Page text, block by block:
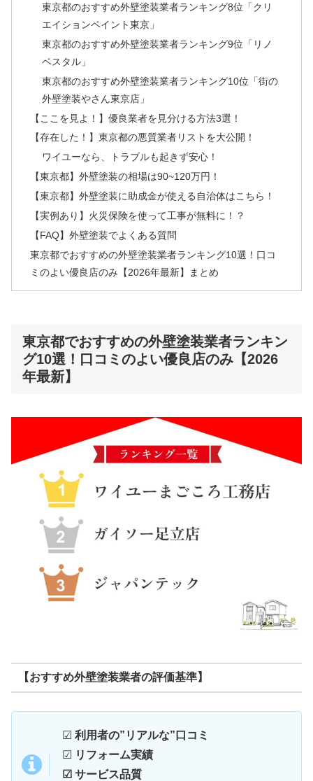
東京都のおすすめ外壁塗装業者ランキング8位「クリ
エイションペイント東京」
東京都のおすすめ外壁塗装業者ランキング9位「リノ
ベスタル」
東京都のおすすめ外壁塗装業者ランキング10位「街の
外壁塗装やさん東京店」
【ここを見よ！】優良業者を見分ける方法3選！
【存在した！】東京都の悪質業者リストを大公開！
ワイユーなら、トラブルも起きず安心！
【東京都】外壁塗装の相場は90~120万円！
【東京都】外壁塗装に助成金が使える自治体はこちら！
【実例あり】火災保険を使って工事が無料に！？
【FAQ】外壁塗装でよくある質問
東京都でおすすめの外壁塗装業者ランキング10選！口コ
ミのよい優良店のみ【2026年最新】まとめ
東京都でおすすめの外壁塗装業者ランキン
グ10選！口コミのよい優良店のみ【2026
年最新】
【おすすめ外壁塗装業者の評価基準】
☑ 利用者の”リアルな”口コミ
☑ リフォーム実績
☑ サービス品質